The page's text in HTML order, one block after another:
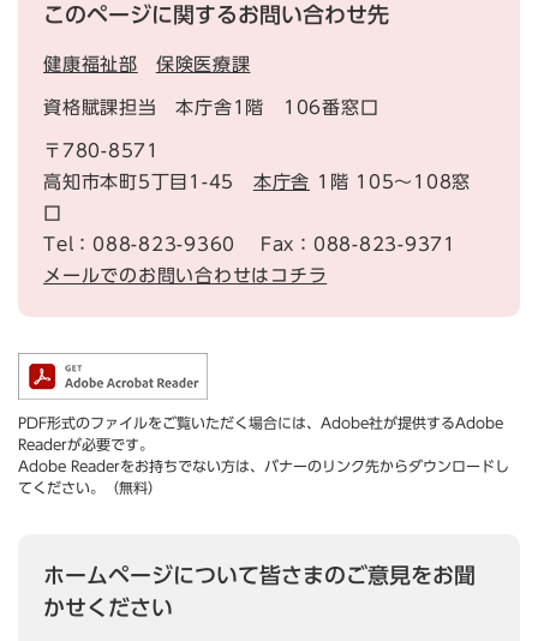
このページに関するお問い合わせ先
健康福祉部 保険医療課
資格賦課担当 本庁舎1階 106番窓口
〒780-8571
高知市本町5丁目1-45 本庁舎 1階 105～108窓
口
Tel：088-823-9360
Fax：088-823-9371
メールでのお問い合わせはコチラ
PDF形式のファイルをご覧いただく場合には、Adobe社が提供するAdobe
Readerが必要です。
Adobe Readerをお持ちでない方は、バナーのリンク先からダウンロードし
てください。（無料）
ホームページについて皆さまのご意見をお聞
かせください